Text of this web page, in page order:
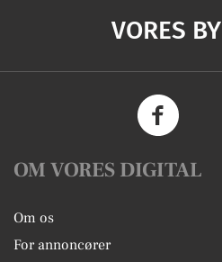
VORES BY
OM VORES DIGITAL
Om os
For annoncører